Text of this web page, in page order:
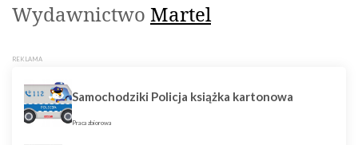
Wydawnictwo Martel